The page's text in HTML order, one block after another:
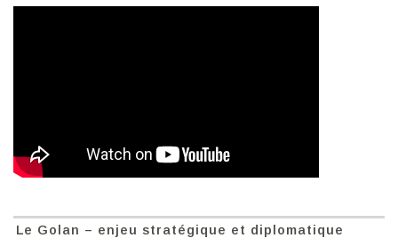
Le Golan – enjeu stratégique et diplomatique